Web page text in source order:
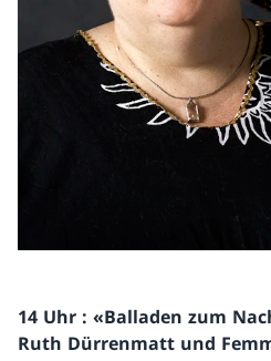
14 Uhr : «Balladen zum
Ruth Dürrenmatt und